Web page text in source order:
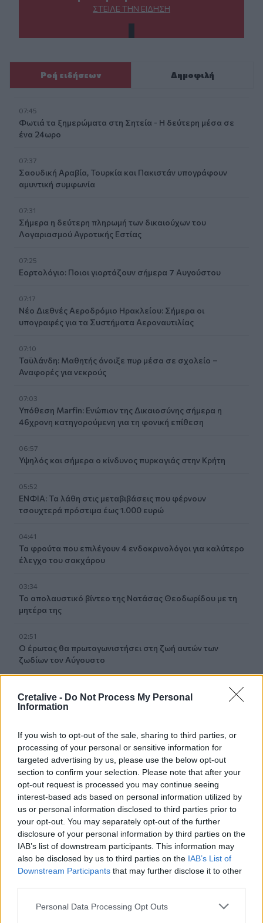
Cretalive - Do Not Process My Personal
Information
If you wish to opt-out of the sale, sharing to third parties, or
processing of your personal or sensitive information for
targeted advertising by us, please use the below opt-out
section to confirm your selection. Please note that after your
opt-out request is processed you may continue seeing
interest-based ads based on personal information utilized by
us or personal information disclosed to third parties prior to
your opt-out. You may separately opt-out of the further
disclosure of your personal information by third parties on the
IAB’s list of downstream participants. This information may
also be disclosed by us to third parties on the IAB’s List of
Downstream Participants that may further disclose it to other
Personal Data Processing Opt Outs
ΣΤΕΊΛΕ ΤΗΝ ΕΊΔΗΣΗ
Ροή ειδήσεων Δημοφιλή
07:45
Φωτιά τα ξημερώματα στη Σητεία - Η δεύτερη μέσα σε
ένα 24ωρο
07:37
Σαουδική Αραβία, Τουρκία και Πακιστάν υπογράφουν
αμυντική συμφωνία
07:31
Σήμερα η δεύτερη πληρωμή των δικαιούχων του
Λογαριασμού Αγροτικής Εστίας
07:25
Εορτολόγιο: Ποιοι γιορτάζουν σήμερα 7 Αυγούστου
07:17
Νέο Διεθνές Αεροδρόμιο Ηρακλείου: Σήμερα οι
υπογραφές για τα Συστήματα Αεροναυτιλίας
07:10
Ταϋλάνδη: Μαθητής άνοιξε πυρ μέσα σε σχολείο –
Αναφορές για νεκρούς
07:03
Υπόθεση Marfin: Ενώπιον της Δικαιοσύνης σήμερα η
46χρονη κατηγορούμενη για τη φονική επίθεση
06:57
Υψηλός και σήμερα ο κίνδυνος πυρκαγιάς στην Κρήτη
05:52
ΕΝΦΙΑ: Τα λάθη στις μεταβιβάσεις που φέρνουν
τσουχτερά πρόστιμα έως 1.000 ευρώ
04:41
Τα φρούτα που επιλέγουν 4 ενδοκρινολόγοι για καλύτερο
έλεγχο του σακχάρου
03:34
Το απολαυστικό βίντεο της Νατάσας Θεοδωρίδου με τη
μητέρα της
02:51
Ο έρωτας θα πρωταγωνιστήσει στη ζωή αυτών των
ζωδίων τον Αύγουστο
Καύσωνας στο γραφείο: Πόσο μπορεί να χαλαρώσει το
dress code
00:31
Παιδιά στην πισίνα: 6 απαράβατοι κανόνες για την
πρόληψη του πνιγμού
00:00
Ανατριχιαστικό βίντεο από τον σεισμό στην Ιαπωνία:
Γιατροί προστατεύουν με τα σώματά τους ασθενή την
ώρα του χειρουργείου
23:54
Τραμπ: Ο πόλεμος με το Ιράν "θα τελειώσει σύντομα"
Χαλκίδας